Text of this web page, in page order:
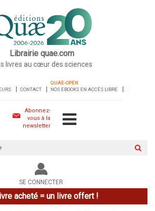
Librairie quae.com
livres au cœur des sciences
CONTACT
QUAE-OPEN
NOS EBOOKS EN ACCÈS LIBRE
Abonnez-
vous à la
newsletter
le
site
SE CONNECTER
acheté = un livre offert !